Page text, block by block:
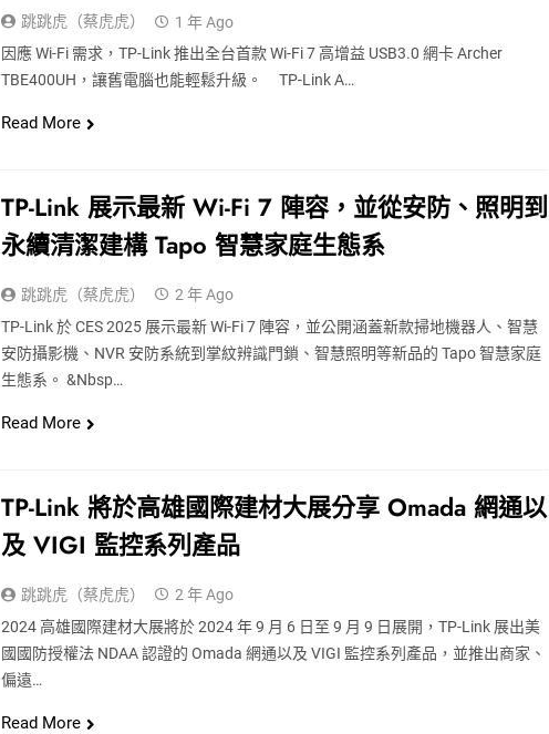
跳跳虎（蔡虎虎）
1 年 Ago
因應 Wi-Fi 需求，TP-Link 推出全台首款 Wi-Fi 7 高增益 USB3.0 網卡 Archer
TBE400UH，讓舊電腦也能輕鬆升級。 TP-Link A…
Read More
TP-Link 展示最新 Wi-Fi 7 陣容，並從安防、照明到
永續清潔建構 Tapo 智慧家庭生態系
跳跳虎（蔡虎虎）
2 年 Ago
TP-Link 於 CES 2025 展示最新 Wi-Fi 7 陣容，並公開涵蓋新款掃地機器人、智慧
安防攝影機、NVR 安防系統到掌紋辨識門鎖、智慧照明等新品的 Tapo 智慧家庭
生態系。 &nbsp…
Read More
TP-Link 將於高雄國際建材大展分享 Omada 網通以
及 VIGI 監控系列產品
跳跳虎（蔡虎虎）
2 年 Ago
2024 高雄國際建材大展將於 2024 年 9 月 6 日至 9 月 9 日展開，TP-Link 展出美
國國防授權法 NDAA 認證的 Omada 網通以及 VIGI 監控系列產品，並推出商家、
偏遠…
Read More